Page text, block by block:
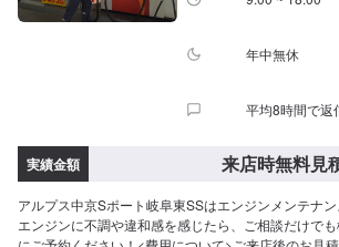
年中無休
平均8時間で返
実績金額 来店時無料見
アルプス中京Sポート岐阜東SSはエンジンメンテナ
エンジンに不調や違和感を感じたら、ご相談だけで